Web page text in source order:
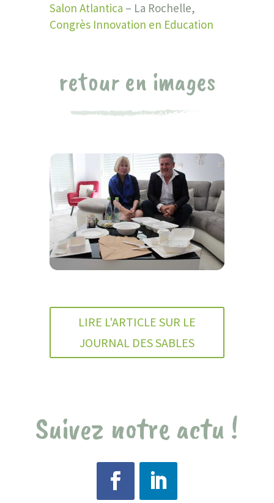
Salon Atlantica – La Rochelle,
Congrès Innovation en Education
retour en images
LIRE L'ARTICLE SUR LE
JOURNAL DES SABLES
Suivez notre actu !